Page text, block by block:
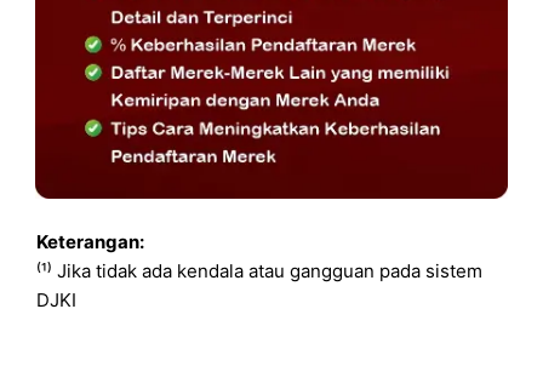
Keterangan:
⁽¹⁾ Jika tidak ada kendala atau gangguan pada sistem
DJKI